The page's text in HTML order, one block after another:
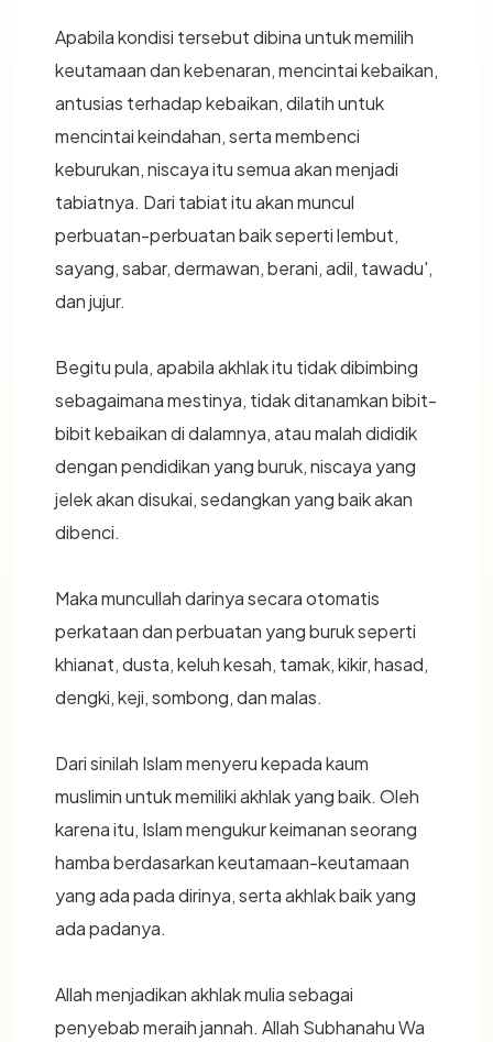
Apabila kondisi tersebut dibina untuk memilih
keutamaan dan kebenaran, mencintai kebaikan,
antusias terhadap kebaikan, dilatih untuk
mencintai keindahan, serta membenci
keburukan, niscaya itu semua akan menjadi
tabiatnya. Dari tabiat itu akan muncul
perbuatan-perbuatan baik seperti lembut,
sayang, sabar, dermawan, berani, adil, tawadu',
dan jujur.
Begitu pula, apabila akhlak itu tidak dibimbing
sebagaimana mestinya, tidak ditanamkan bibit-
bibit kebaikan di dalamnya, atau malah dididik
dengan pendidikan yang buruk, niscaya yang
jelek akan disukai, sedangkan yang baik akan
dibenci.
Maka muncullah darinya secara otomatis
perkataan dan perbuatan yang buruk seperti
khianat, dusta, keluh kesah, tamak, kikir, hasad,
dengki, keji, sombong, dan malas.
Dari sinilah Islam menyeru kepada kaum
muslimin untuk memiliki akhlak yang baik. Oleh
karena itu, Islam mengukur keimanan seorang
hamba berdasarkan keutamaan-keutamaan
yang ada pada dirinya, serta akhlak baik yang
ada padanya.
Allah menjadikan akhlak mulia sebagai
penyebab meraih jannah. Allah Subhanahu Wa